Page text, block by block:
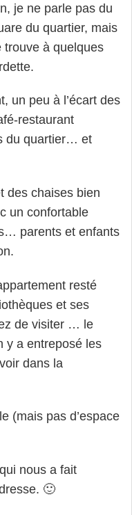
n
je ne parle pas du
du quartier, mais
trouve à quelques
un peu à l’écart des
restaurant
du quartier… et
des chaises bien
un confortable
parents et enfants
resté
et ses
de visiter … le
y a entreposé les
dans la
(mais pas d’espace
nous a fait
🙂